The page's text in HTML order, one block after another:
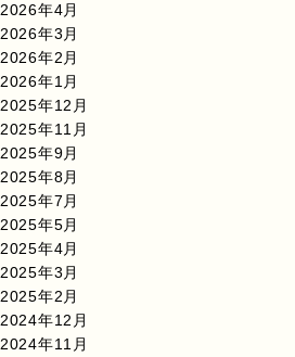
2026年4月
2026年3月
2026年2月
2026年1月
2025年12月
2025年11月
2025年9月
2025年8月
2025年7月
2025年5月
2025年4月
2025年3月
2025年2月
2024年12月
2024年11月